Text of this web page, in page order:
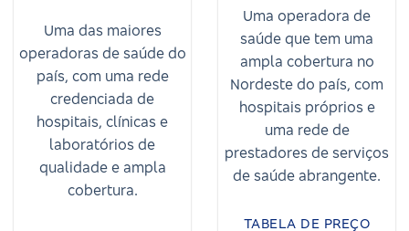
Uma das maiores
operadoras de saúde do
país, com uma rede
credenciada de
hospitais, clínicas e
laboratórios de
qualidade e ampla
cobertura.
Uma operadora de
saúde que tem uma
ampla cobertura no
Nordeste do país, com
hospitais próprios e
uma rede de
prestadores de serviços
de saúde abrangente.
TABELA DE PREÇO